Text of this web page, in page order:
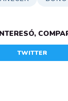
TWITTER